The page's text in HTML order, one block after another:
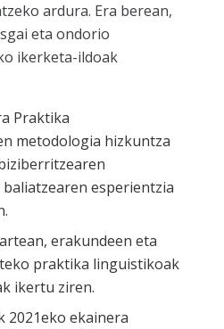
ardura. Era berean,
eta ondorio
ikerketa-ildoak
Praktika
metodologia hizkuntza
esperientzia
erakundeen eta
praktika linguistikoak
ikertu ziren.
2021eko ekainera